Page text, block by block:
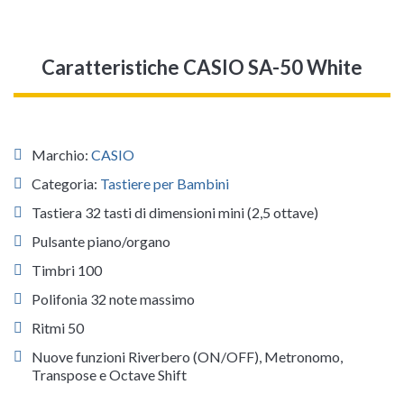
Caratteristiche CASIO SA-50 White
Marchio: CASIO
Categoria: Tastiere per Bambini
Tastiera 32 tasti di dimensioni mini (2,5 ottave)
Pulsante piano/organo
Timbri 100
Polifonia 32 note massimo
Ritmi 50
Nuove funzioni Riverbero (ON/OFF), Metronomo,
Transpose e Octave Shift